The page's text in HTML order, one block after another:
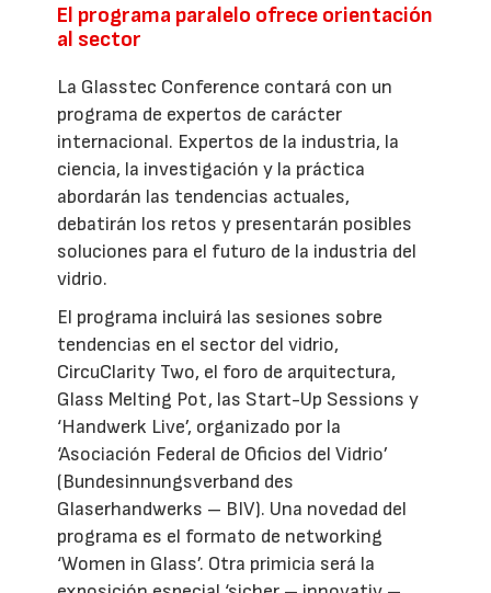
El programa paralelo ofrece orientación
al sector
La Glasstec Conference contará con un
programa de expertos de carácter
internacional. Expertos de la industria, la
ciencia, la investigación y la práctica
abordarán las tendencias actuales,
debatirán los retos y presentarán posibles
soluciones para el futuro de la industria del
vidrio.
El programa incluirá las sesiones sobre
tendencias en el sector del vidrio,
CircuClarity Two, el foro de arquitectura,
Glass Melting Pot, las Start-Up Sessions y
‘Handwerk Live’, organizado por la
‘Asociación Federal de Oficios del Vidrio’
(Bundesinnungsverband des
Glaserhandwerks – BIV). Una novedad del
programa es el formato de networking
‘Women in Glass’. Otra primicia será la